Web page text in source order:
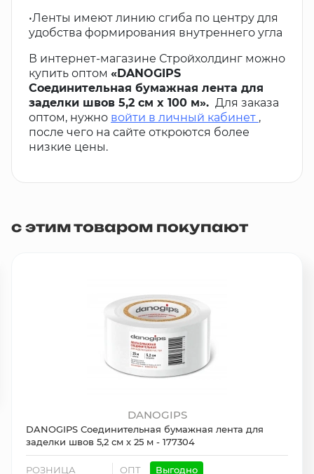
•Ленты имеют линию сгиба по центру для
удобства формирования внутреннего угла
В интернет-магазине Стройхолдинг можно
купить оптом «DANOGIPS
Соединительная бумажная лента для
заделки швов 5,2 см x 100 м». Для заказа
оптом, нужно войти в личный кабинет ,
после чего на сайте откроются более
низкие цены.
с этим товаром покупают
DANOGIPS
DANOGIPS Соединительная бумажная лента для
заделки швов 5,2 см x 25 м - 177304
РОЗНИЦА ОПТ Выгодно